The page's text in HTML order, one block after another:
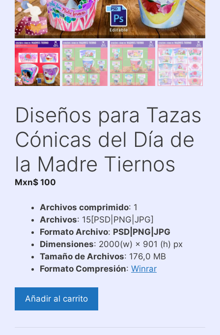
Diseños para Tazas
Cónicas del Día de
la Madre Tiernos
Mxn$ 100
Archivos comprimido: 1
Archivos: 15[PSD|PNG|JPG]
Formato Archivo: PSD|PNG|JPG
Dimensiones: 2000(w) × 901 (h) px
Tamaño de Archivos: 176,0 MB
Formato Compresión: Winrar
Diseños
Cónicas
Añadir al carrito